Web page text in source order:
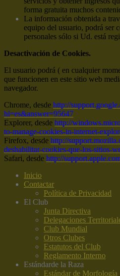
forma gratuita muchos
La información obtenida a
equipo del usuario, podrá ser
personales sólo si Ud. está
Desactivación de Cookies.
El usuario podrá ( en cualquier
que funcionen en este sitio web
navegador.
Chrome, desde http://
hl=es&answer=95647
Explorer, desde http://
to-manage-cookies-in-internet-
Firefox, desde http://
deshabilitar-cookies-que-los-sitios-
Safari, desde http://
Inicio
Contactar
Política de Privacidad
El Club
Junta Directiva
Delegaciones
Club Mundial
Otros Clubes
Estatutos del Club
Reglamento Interno
Estándarde la Raza
Estándar de Morfología